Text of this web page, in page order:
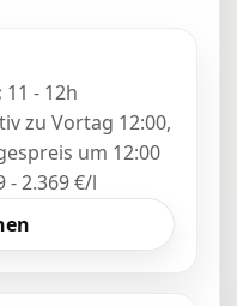
11 - 12h
zu Vortag 12:00,
um 12:00
- 2.369 €/l